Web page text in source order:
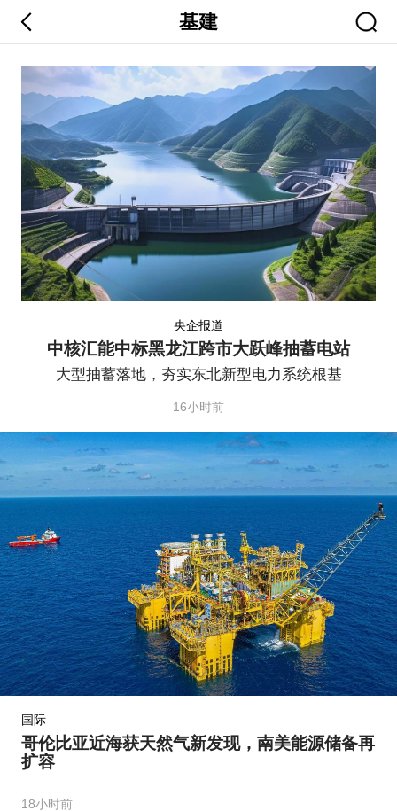
基建
央企报道
中核汇能中标黑龙江跨市大跃峰抽蓄电站
大型抽蓄落地，夯实东北新型电力系统根基
16小时前
国际
哥伦比亚近海获天然气新发现，南美能源储备再
扩容
18小时前